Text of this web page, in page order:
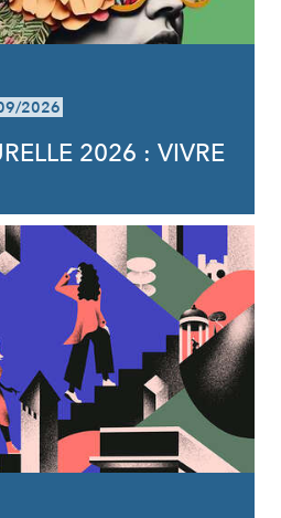
2026
2026 : VIVRE